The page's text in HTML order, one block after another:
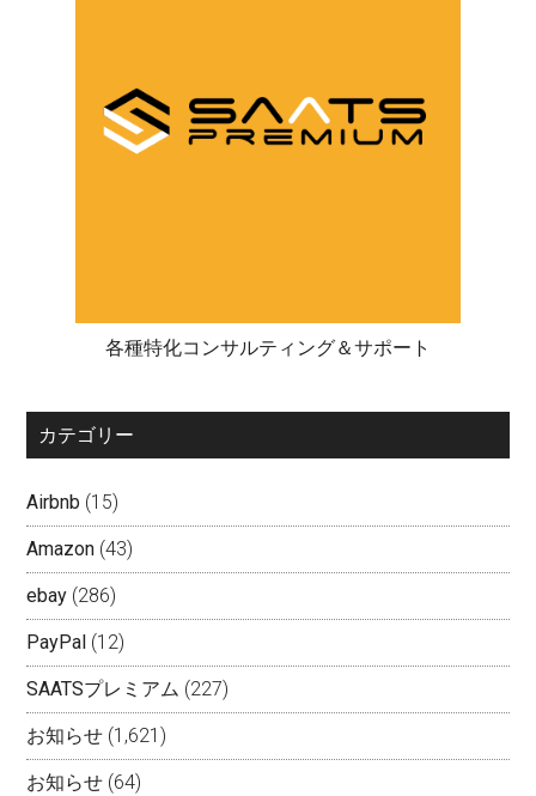
各種特化コンサルティング＆サポート
カテゴリー
Airbnb (15)
Amazon (43)
ebay (286)
PayPal (12)
SAATSプレミアム (227)
お知らせ (1,621)
お知らせ (64)